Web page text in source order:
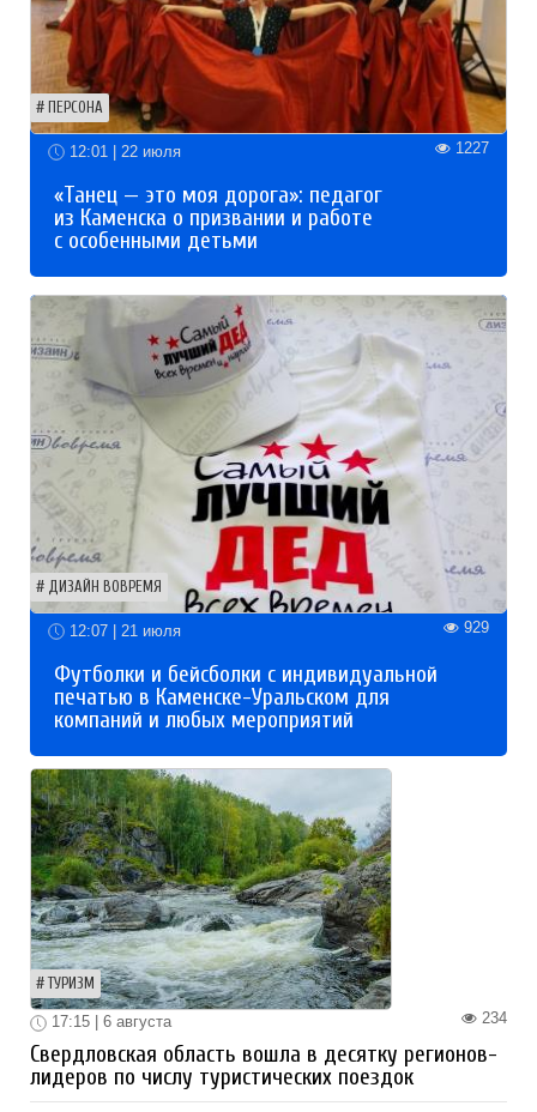
ПЕРСОНА
12:01 | 22 июля 1227
«Танец — это моя дорога»: педагог
из Каменска о призвании и работе
с особенными детьми
ДИЗАЙН ВОВРЕМЯ
12:07 | 21 июля 929
Футболки и бейсболки с индивидуальной
печатью в Каменске-Уральском для
компаний и любых мероприятий
ТУРИЗМ
234
17:15 | 6 августа
Свердловская область вошла в десятку регионов-
лидеров по числу туристических поездок